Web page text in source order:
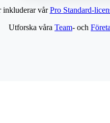
inkluderar vårPro Standard-
Utforska våra Team- och